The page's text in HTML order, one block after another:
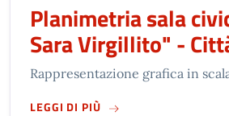
Planimetria sala
Sara Virgillito" -
Rappresentazione grafica in
LEGGI DI PIÙSUPLANIMETRIA